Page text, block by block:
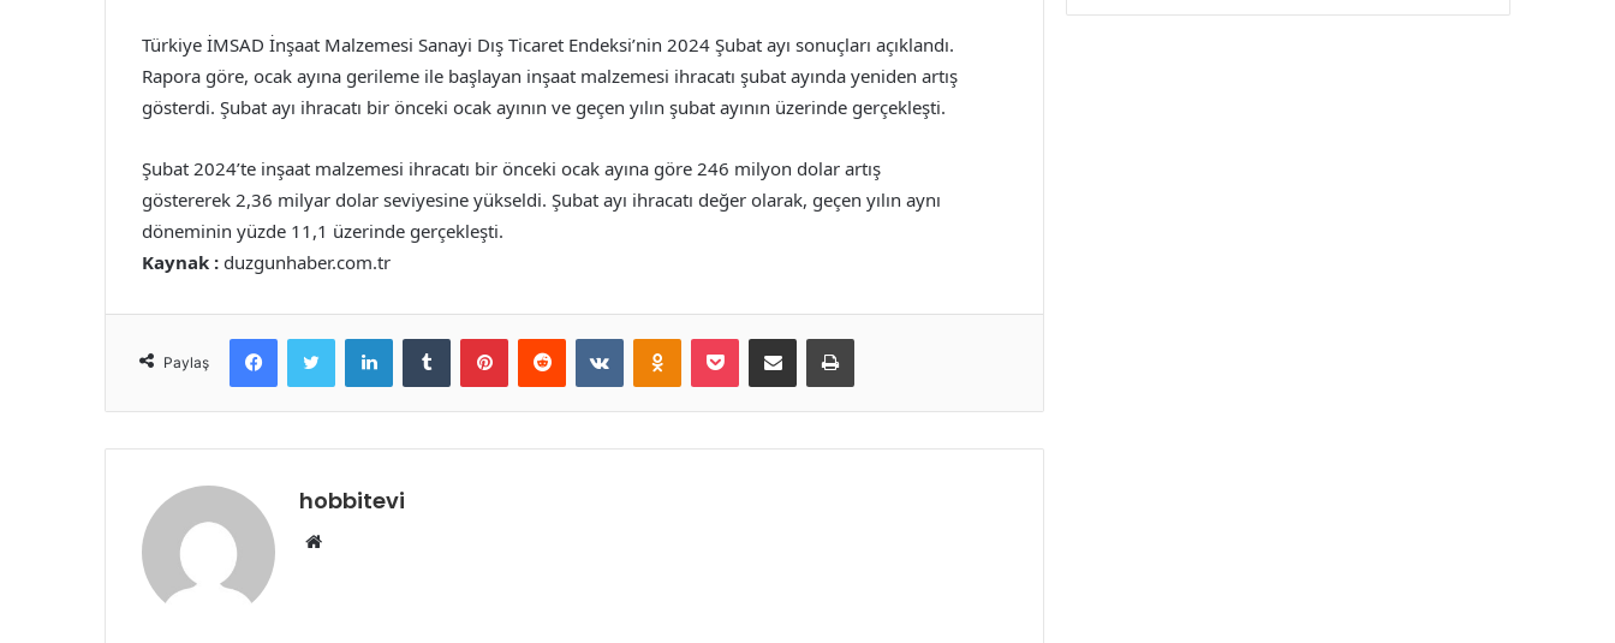
Türkiye İMSAD İnşaat Malzemesi Sanayi Dış Ticaret Endeksi’nin 2024 Şubat ayı sonuçları açıklandı.
Rapora göre, ocak ayına gerileme ile başlayan inşaat malzemesi ihracatı şubat ayında yeniden artış
gösterdi. Şubat ayı ihracatı bir önceki ocak ayının ve geçen yılın şubat ayının üzerinde gerçekleşti.
Şubat 2024’te inşaat malzemesi ihracatı bir önceki ocak ayına göre 246 milyon dolar artış
göstererek 2,36 milyar dolar seviyesine yükseldi. Şubat ayı ihracatı değer olarak, geçen yılın aynı
döneminin yüzde 11,1 üzerinde gerçekleşti.
Kaynak : duzgunhaber.com.tr
Paylaş
FacebookTwitter LinkedInTumblr PinterestReddit VKontakteOdnoklassniki
Pocket E-Posta ile paylaş Yazdır
hobbitevi
Web